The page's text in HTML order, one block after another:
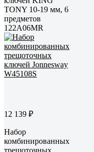
TONY 10-19 мм, 6
предметов
122A06MR
12 139 ₽
Набор
комбинированных
трещоточных